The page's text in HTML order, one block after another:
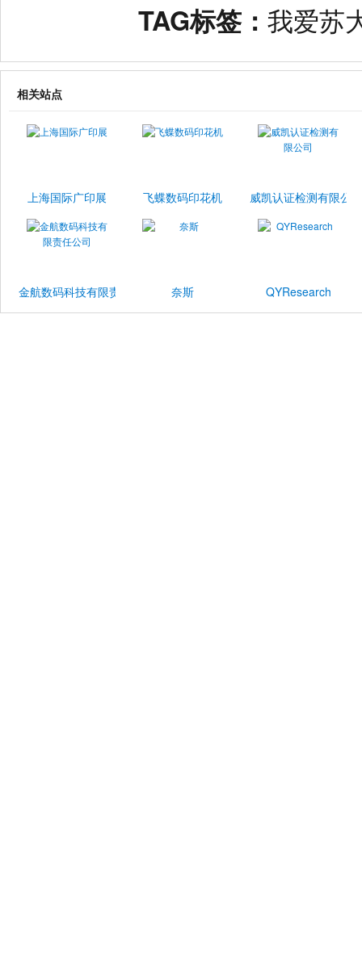
TAG标签： 我爱苏
相关站点
上海国际广印展 飞蝶数码印花机 威凯认证检测有限公司
金航数码科技有限责任公司 奈斯 QYResearch